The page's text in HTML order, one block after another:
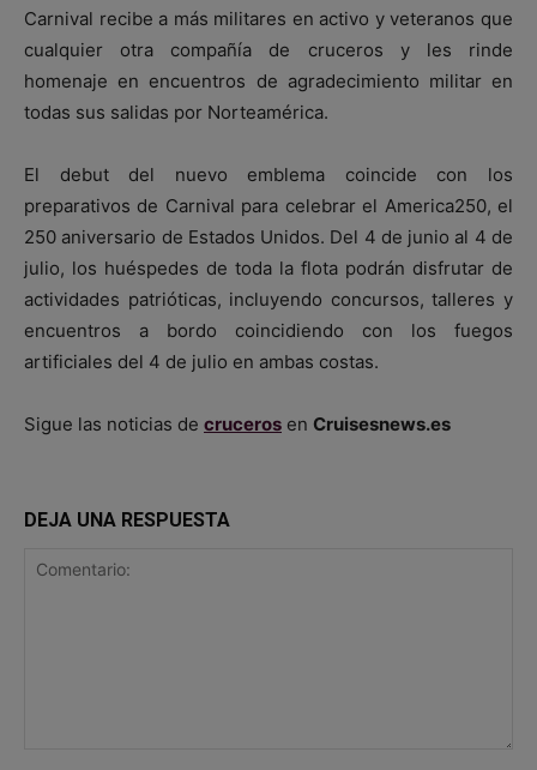
Carnival recibe a más militares en activo y veteranos que
cualquier otra compañía de cruceros y les rinde
homenaje en encuentros de agradecimiento militar en
todas sus salidas por Norteamérica.
El debut del nuevo emblema coincide con los
preparativos de Carnival para celebrar el America250, el
250 aniversario de Estados Unidos. Del 4 de junio al 4 de
julio, los huéspedes de toda la flota podrán disfrutar de
actividades patrióticas, incluyendo concursos, talleres y
encuentros a bordo coincidiendo con los fuegos
artificiales del 4 de julio en ambas costas.
Sigue las noticias de cruceros en Cruisesnews.es
DEJA UNA RESPUESTA